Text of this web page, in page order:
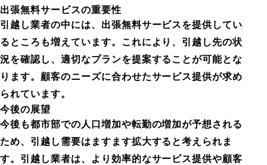
出張無料サービスの重要性
引越し業者の中には、出張無料サービスを提供してい
るところも増えています。これにより、引越し先の状
況を確認し、適切なプランを提案することが可能とな
ります。顧客のニーズに合わせたサービス提供が求め
られています。
今後の展望
今後も都市部での人口増加や転勤の増加が予想される
ため、引越し需要はますます拡大すると考えられま
す。引越し業者は、より効率的なサービス提供や顧客